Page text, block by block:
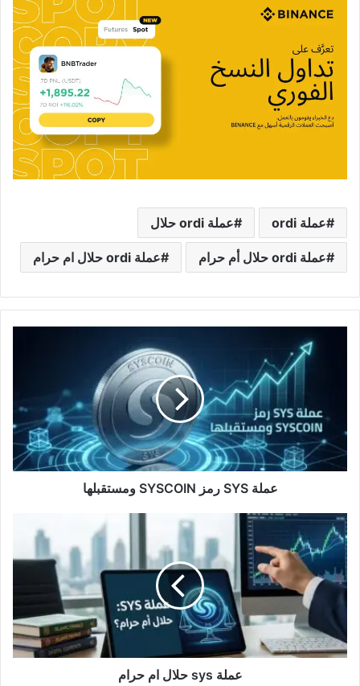
عملة ordi عملة ordi حلال
عملة ordi حلال أم حرام عملة ordi حلال ام حرام
عملة SYS رمز SYSCOIN ومستقبلها
عملة
sys
حلال
ام
حرام
عملة sys حلال ام حرام